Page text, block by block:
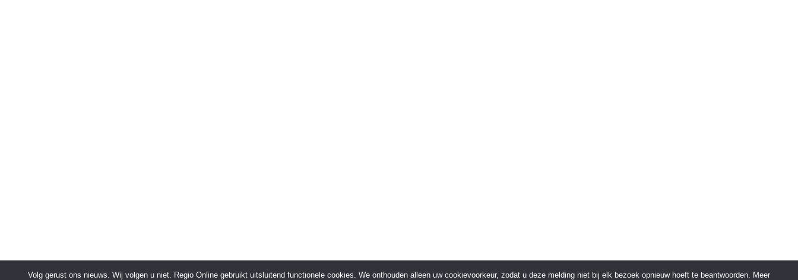
Volg gerust ons nieuws. Wij volgen u niet. Regio Online gebruikt uitsluitend functionele cookies. We onthouden alleen uw cookievoorkeur, zodat u deze melding niet bij elk bezoek opnieuw hoeft te beantwoorden. Meer